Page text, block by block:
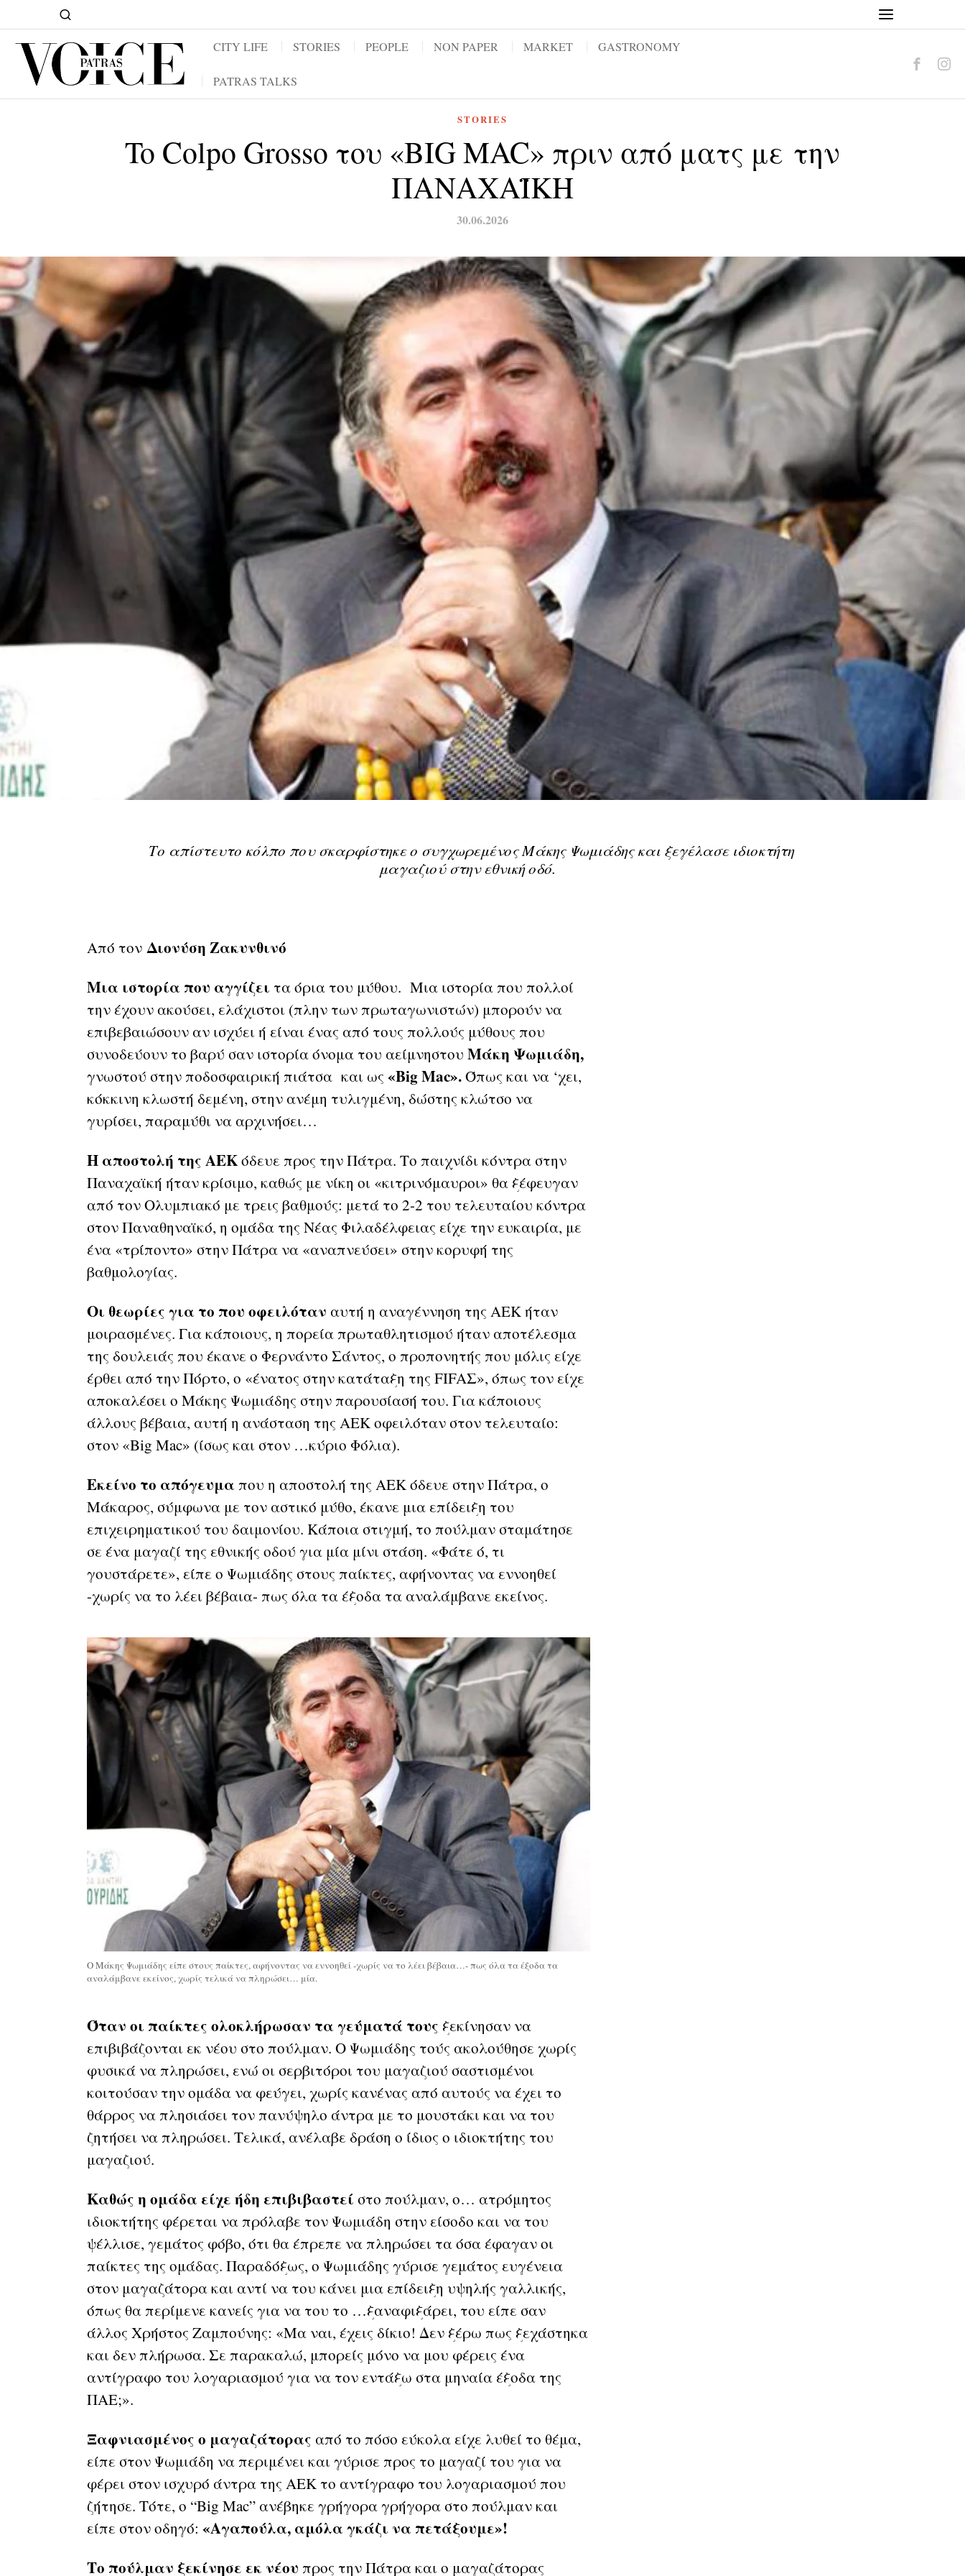
CITY LIFE STORIES PEOPLE NON PAPER MARKET GASTRONOMY
PATRAS TALKS
STORIES
To Colpo Grosso του «BIG MAC» πριν από ματς με την
ΠΑΝΑΧΑΪΚΗ
30.06.2026
Το απίστευτο κόλπο που σκαρφίστηκε ο συγχωρεμένος Μάκης Ψωμιάδης και ξεγέλασε ιδιοκτήτη
μαγαζιού στην εθνική οδό.
Από τονΔιονύση Ζακυνθινό
Μια ιστορία που αγγίζει τα όρια του μύθου. Μια ιστορία που πολλοί
την έχουν ακούσει, ελάχιστοι (πλην των πρωταγωνιστών) μπορούν να
επιβεβαιώσουν αν ισχύει ή είναι ένας από τους πολλούς μύθους που
συνοδεύουν το βαρύ σαν ιστορία όνομα του αείμνηστου Μάκη Ψωμιάδη,
γνωστού στην ποδοσφαιρική πιάτσα και ως «Big Mac».Όπως και να ‘χει,
κόκκινη κλωστή δεμένη, στην ανέμη τυλιγμένη, δώστης κλώτσο να
γυρίσει, παραμύθι να αρχινήσει…
Η αποστολή της ΑΕΚόδευε προς την Πάτρα. Το παιχνίδι κόντρα στην
Παναχαϊκή ήταν κρίσιμο, καθώς με νίκη οι «κιτρινόμαυροι» θα ξέφευγαν
από τον Ολυμπιακό με τρεις βαθμούς: μετά το 2-2 του τελευταίου κόντρα
στον Παναθηναϊκό, η ομάδα της Νέας Φιλαδέλφειας είχε την ευκαιρία, με
ένα «τρίποντο» στην Πάτρα να «αναπνεύσει» στην κορυφή της
βαθμολογίας.
Οι θεωρίες για το που οφειλόταν αυτή η αναγέννηση της ΑΕΚ ήταν
μοιρασμένες. Για κάποιους, η πορεία πρωταθλητισμού ήταν αποτέλεσμα
της δουλειάς που έκανε ο Φερνάντο Σάντος, ο προπονητής που μόλις είχε
έρθει από την Πόρτο, ο «ένατος στην κατάταξη της FIFAΣ», όπως τον είχε
αποκαλέσει ο Μάκης Ψωμιάδης στην παρουσίασή του. Για κάποιους
άλλους βέβαια, αυτή η ανάσταση της ΑΕΚ οφειλόταν στον τελευταίο:
στον «Big Mac» (ίσως και στον …κύριο Φόλια).
Εκείνο το απόγευμα που η αποστολή της ΑΕΚ όδευε στην Πάτρα, ο
Μάκαρος, σύμφωνα με τον αστικό μύθο, έκανε μια επίδειξη του
επιχειρηματικού του δαιμονίου. Κάποια στιγμή, το πούλμαν σταμάτησε
σε ένα μαγαζί της εθνικής οδού για μία μίνι στάση. «Φάτε ό, τι
γουστάρετε», είπε ο Ψωμιάδης στους παίκτες, αφήνοντας να εννοηθεί
-χωρίς να το λέει βέβαια- πως όλα τα έξοδα τα αναλάμβανε εκείνος.
Ο Μάκης Ψωμιάδης είπε στους παίκτες, αφήνοντας να εννοηθεί -χωρίς να το λέει βέβαια…- πως όλα τα έξοδα τα
αναλάμβανε εκείνος, χωρίς τελικά να πληρώσει… μία.
Όταν οι παίκτες ολοκλήρωσαν τα γεύματά τους ξεκίνησαν να
επιβιβάζονται εκ νέου στο πούλμαν. Ο Ψωμιάδης τούς ακολούθησε χωρίς
φυσικά να πληρώσει, ενώ οι σερβιτόροι του μαγαζιού σαστισμένοι
κοιτούσαν την ομάδα να φεύγει, χωρίς κανένας από αυτούς να έχει το
θάρρος να πλησιάσει τον πανύψηλο άντρα με το μουστάκι και να του
ζητήσει να πληρώσει. Τελικά, ανέλαβε δράση ο ίδιος ο ιδιοκτήτης του
μαγαζιού.
Καθώς η ομάδα είχε ήδη επιβιβαστεί στο πούλμαν, ο… ατρόμητος
ιδιοκτήτης φέρεται να πρόλαβε τον Ψωμιάδη στην είσοδο και να του
ψέλλισε, γεμάτος φόβο, ότι θα έπρεπε να πληρώσει τα όσα έφαγαν οι
παίκτες της ομάδας. Παραδόξως, ο Ψωμιάδης γύρισε γεμάτος ευγένεια
στον μαγαζάτορα και αντί να του κάνει μια επίδειξη υψηλής γαλλικής,
όπως θα περίμενε κανείς για να του το …ξαναφιξάρει, του είπε σαν
άλλος Χρήστος Ζαμπούνης: «Μα ναι, έχεις δίκιο! Δεν ξέρω πως ξεχάστηκα
και δεν πλήρωσα. Σε παρακαλώ, μπορείς μόνο να μου φέρεις ένα
αντίγραφο του λογαριασμού για να τον εντάξω στα μηναία έξοδα της
ΠΑΕ;».
Ξαφνιασμένος ο μαγαζάτορας από το πόσο εύκολα είχε λυθεί το θέμα,
είπε στον Ψωμιάδη να περιμένει και γύρισε προς το μαγαζί του για να
φέρει στον ισχυρό άντρα της ΑΕΚ το αντίγραφο του λογαριασμού που
ζήτησε. Τότε, ο “Big Mac” ανέβηκε γρήγορα γρήγορα στο πούλμαν και
είπε στον οδηγό: «Αγαπούλα, αμόλα γκάζι να πετάξουμε»!
Το πούλμαν ξεκίνησε εκ νέου προς την Πάτρα και ο μαγαζάτορας